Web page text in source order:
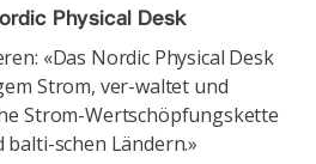
Physical Desk
«Das Nordic Physical Desk
Strom, ver-waltet und
Strom-Wertschöpfungskette
schen Ländern.»